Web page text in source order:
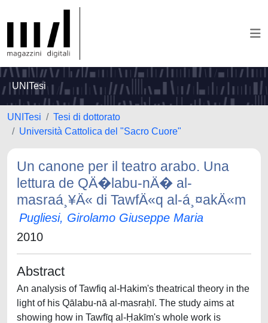
UNITesi
UNITesi
Tesi di dottorato
Università Cattolica del "Sacro Cuore"
Un canone per il teatro arabo. Una
lettura de QÄ�labu-nÄ� al-
masraá¸¥Ä« di TawfÄ«q al-á¸¤akÄ«m
Pugliesi, Girolamo Giuseppe Maria
2010
Abstract
An analysis of Tawfiq al-Hakim's theatrical theory in the
light of his Qālabu-nā al-masraḥī. The study aims at
showing how in Tawfīq al-Ḥakīm's whole work is